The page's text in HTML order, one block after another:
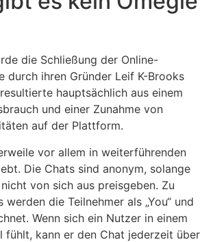
die Schließung der Online-
durch ihren Gründer Leif K-Brooks
hauptsächlich aus einem
und einer Zunahme von
auf der Plattform.
vor allem in weiterführenden
Die Chats sind anonym, solange
von sich aus preisgeben. Zu
werden die Teilnehmer als „You“ und
Wenn sich ein Nutzer in einem
fühlt, kann er den Chat jederzeit über